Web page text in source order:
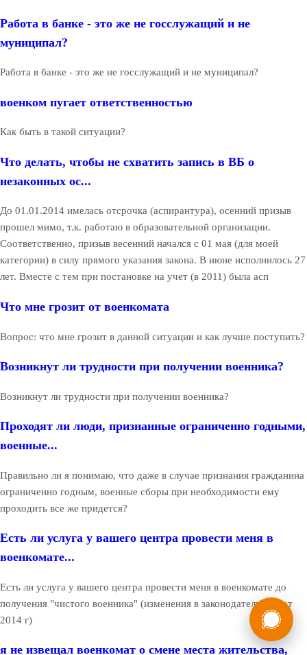
Работа в банке - это же не госслужащий и не
муниципал?
Работа в банке - это же не госслужащий и не муниципал?
военком пугает ответственностью
Как быть в такой ситуации?
Что делать, чтобы не схватить запись в ВБ о
незаконных ос...
До 01.01.2014 имелась отсрочка (аспирантура), осенний призыв
прошел мимо, т.к. работаю в образовательной организации.
Соответственно, призыв весенний начался с 01 мая (для моей
категории) в силу прямого указания закона. В июне исполнилось 27
лет. Вместе с тем при постановке на учет (в 2011) была асп
Что мне грозит от военкомата
Вопрос: что мне грозит в данной ситуации и как лучше поступить?
Возникнут ли трудности при получении военника?
Возникнут ли трудности при получении военника?
Проходят ли люди, признанные ограниченно годными,
военные...
Правильно ли я понимаю, что даже в случае признания гражданина
ограниченно годным, военные сборы при необходимости ему
проходить все же придется?
Есть ли услуга у вашего центра провести меня в
военкомате...
Есть ли услуга у вашего центра провести меня в военкомате до
получения "чистого военника" (изменения в законодательстве от
2014 г)
я не извещал военкомат о смене места жительства,
Мы в России